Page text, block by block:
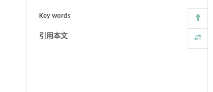
Key words
引用本文